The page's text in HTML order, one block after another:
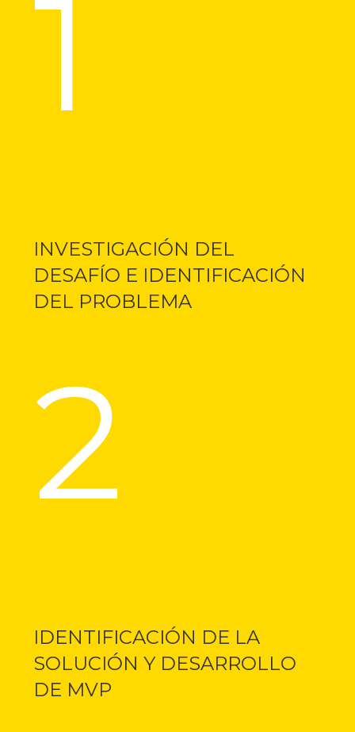
1
INVESTIGACIÓN DEL
DESAFÍO E IDENTIFICACIÓN
DEL PROBLEMA
2
IDENTIFICACIÓN DE LA
SOLUCIÓN Y DESARROLLO
DE MVP